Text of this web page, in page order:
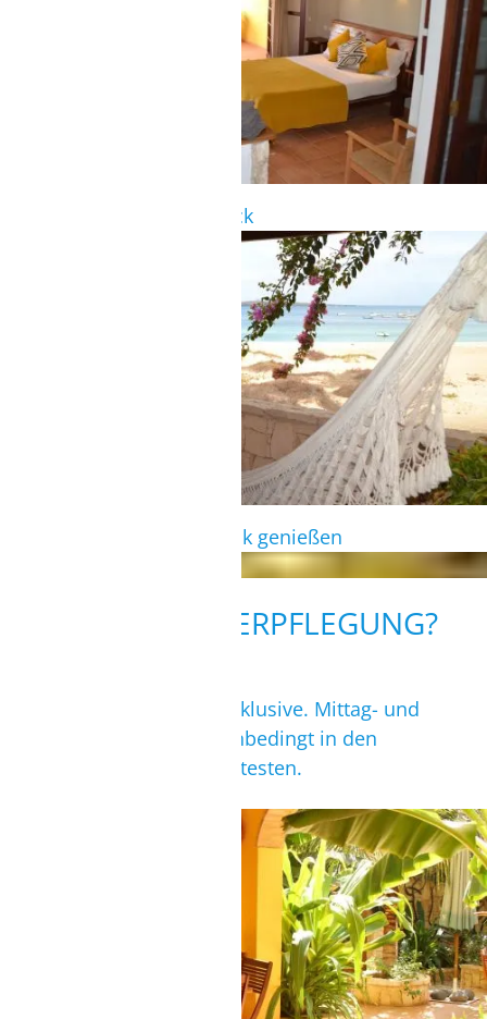
Superiorzimmer im 1. Stock
Atemberaubenden Ausblick genießen
WIE IST DIE VERPFLEGUNG?
Frühstück in Buffetform inklusive. Mittag- und
Abendessen solltest Du unbedingt in den
umliegenden Restaurants testen.